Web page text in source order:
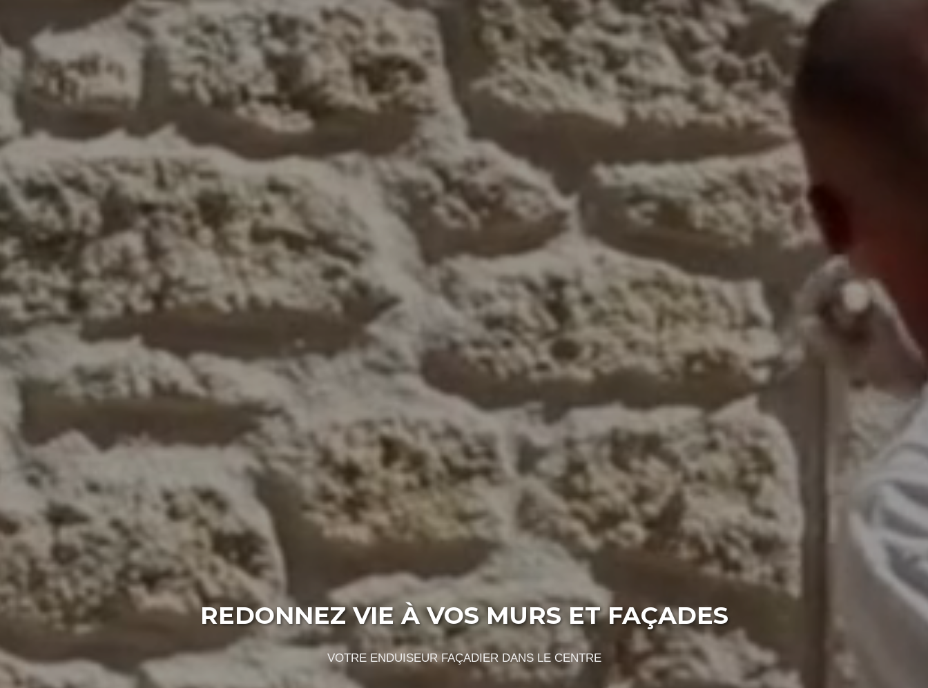
REDONNEZ VIE À VOS MURS ET FAÇADES
VOTRE ENDUISEUR FAÇADIER DANS LE CENTRE